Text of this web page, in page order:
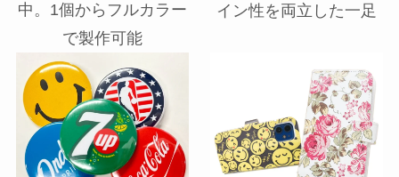
中。1個からフルカラー
で製作可能
イン性を両立した一足